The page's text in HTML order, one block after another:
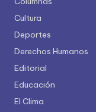
Cultura
Deportes
Derechos Humanos
Editorial
Educación
El Clima